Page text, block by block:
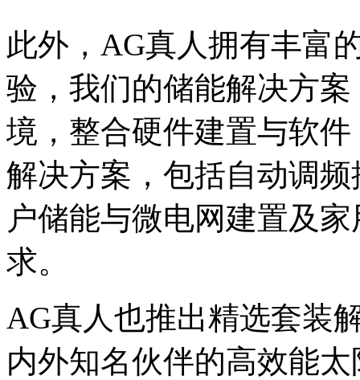
此外，AG真人拥有丰富
验，我们的储能解决方
境，整合硬件建置与软
解决方案，包括自动调
户储能与微电网建置及
求。
AG真人也推出精选套装
内外知名伙伴的高效能